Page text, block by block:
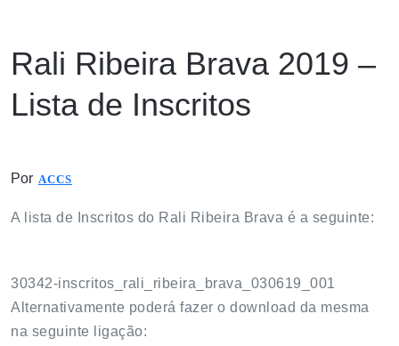
Rali Ribeira Brava 2019 –
Lista de Inscritos
Por ACCS
A lista de Inscritos do Rali Ribeira Brava é a seguinte:
30342-inscritos_rali_ribeira_brava_030619_001
Alternativamente poderá fazer o download da mesma
na seguinte ligação: